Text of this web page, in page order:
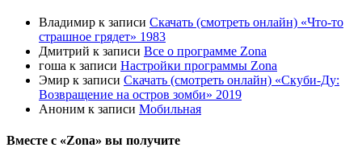
Владимир к записи Скачать (смотреть онлайн) «Что-то
страшное грядет» 1983
Дмитрий к записи Все о программе Zona
гоша к записи Настройки программы Zona
Эмир к записи Скачать (смотреть онлайн) «Скуби-Ду:
Возвращение на остров зомби» 2019
Аноним к записи Мобильная
Вместе с «Zona» вы получите